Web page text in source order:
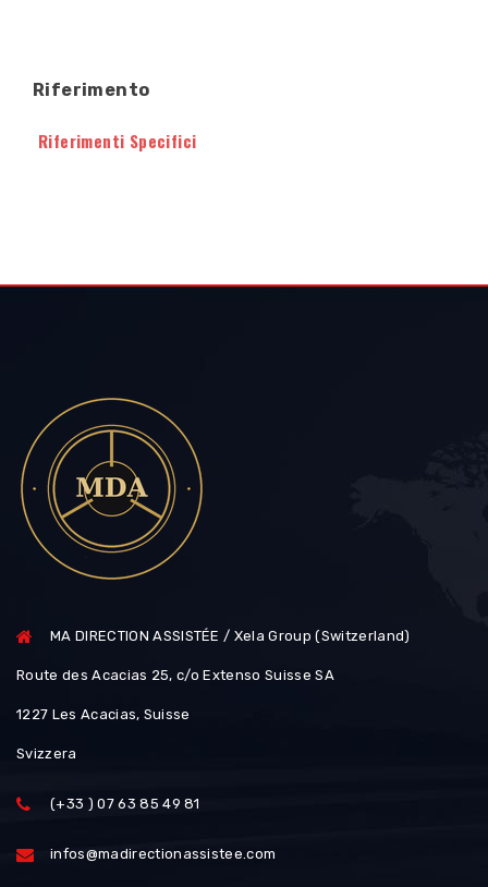
Riferimento
Riferimenti Specifici
MA DIRECTION ASSISTÉE / Xela Group (Switzerland)
Route des Acacias 25, c/o Extenso Suisse SA
1227 Les Acacias, Suisse
Svizzera
(+33 ) 07 63 85 49 81
infos@madirectionassistee.com